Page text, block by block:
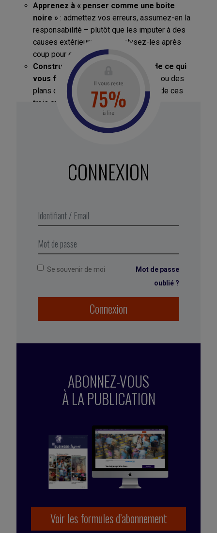
Apprenez à « penser comme une boite
noire » : admettez vos erreurs, assumez-en la
responsabilité – plutôt que les imputer à des
causes extérieures – et analysez-les après
coup pour en tirer les leçons.
Construisez votre avenir autour de ce qui
vous fait vibrer
, pas sur des calculs ou des
plans de carrière « rationnels ». Atour de ces
trois questions essentielles :
Comment vous voyez-vous dans dix ans ?
(Quelle personne aimeriez-vous être, quel
temps libre ? (Vos hobbiessont révélateurs
de qui vous êtes, de ce qui vous attire
(Celles sur lesquelles vous ne transigez
pas).
CONNEXION
Se souvenir de moi
Mot de passe
oublié ?
Connexion
ABONNEZ-VOUS
À LA PUBLICATION
Voir les formules d’abonnement